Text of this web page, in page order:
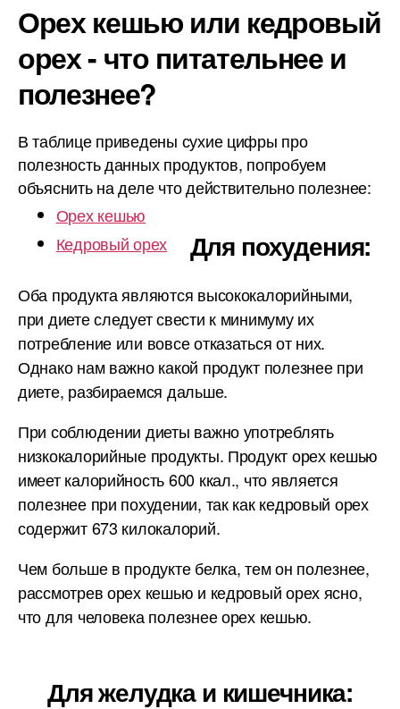
Орех кешью или кедровый
орех - что питательнее и
полезнее?
В таблице приведены сухие цифры про
полезность данных продуктов, попробуем
объяснить на деле что действительно полезнее:
Орех кешью
Кедровый орех
Для похудения:
Оба продукта являются высококалорийными,
при диете следует свести к минимуму их
потребление или вовсе отказаться от них.
Однако нам важно какой продукт полезнее при
диете, разбираемся дальше.
При соблюдении диеты важно употреблять
низкокалорийные продукты. Продукт орех кешью
имеет калорийность 600 ккал., что является
полезнее при похудении, так как кедровый орех
содержит 673 килокалорий.
Чем больше в продукте белка, тем он полезнее,
рассмотрев орех кешью и кедровый орех ясно,
что для человека полезнее орех кешью.
Для желудка и кишечника: